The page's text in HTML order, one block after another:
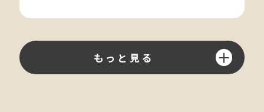
もっと見る